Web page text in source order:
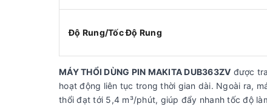
Độ Rung/Tốc Độ Rung
MÁY THỔI DÙNG PIN MAKITA DUB363ZV được
hoạt động liên tục trong thời gian dài. Ngoài ra,
thổi đạt tới 5,4 m³/phút, giúp đẩy nhanh tốc độ